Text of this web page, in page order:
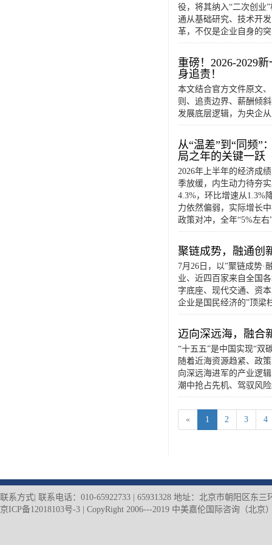
役，将其纳入“二次创业
通从基础研究、技术开
革，不仅是企业自身的
重磅！2026-2029
身追责！
本文结合官方文件原文
则、追责边界、薪酬倾
发展底层逻辑，为央企
从“温差”到“同频
局之年的关键一跃
2026年上半年的经济成
季放缓，内生动力待夯
4.3%，环比增速从1.3%
力依然偏弱，实际增长
政策对冲，全年“5%左
聚链成势，融通创
7月26日，以”聚链成势·
业、近四百家来自全国
字底座、现代交通、资
企业是国民经济的”顶梁
迈向深远海，融合
“十五五”是中国实现“双
随着近海资源趋紧、政
向深远海进军的产业逻
潮中抢占先机、驾驭风
« 1 2 3 4
联系方式| 联系电话：010-65922733 | 65931328 地址：北京市朝阳区东
京ICP备12018103号-3 | CopyRight 2006---2019 中美嘉伦国际咨询（北